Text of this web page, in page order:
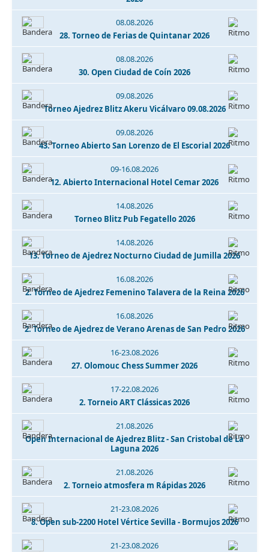
08.08.2026
28. Torneo de Ferias de Quintanar 2026
08.08.2026
30. Open Ciudad de Coín 2026
09.08.2026
Torneo Ajedrez Blitz Akeru Vicálvaro 09.08.2026
09.08.2026
43. Torneo Abierto San Lorenzo de El Escorial 2026
09-16.08.2026
12. Abierto Internacional Hotel Cemar 2026
14.08.2026
Torneo Blitz Pub Fegatello 2026
14.08.2026
13. Torneo de Ajedrez Nocturno Ciudad de Jumilla 2026
16.08.2026
2. Torneo de Ajedrez Femenino Talavera de la Reina 2026
16.08.2026
2. Torneo de Ajedrez de Verano Arenas de San Pedro 2026
16-23.08.2026
27. Olomouc Chess Summer 2026
17-22.08.2026
2. Torneio ART Clássicas 2026
21.08.2026
Open Internacional de Ajedrez Blitz - San Cristobal de La
Laguna 2026
21.08.2026
2. Torneio atmosfera m Rápidas 2026
21-23.08.2026
8. Open sub-2200 Hotel Vértice Sevilla - Bormujos 2026
21-23.08.2026